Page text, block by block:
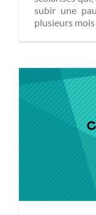
subir une
plusieurs mois